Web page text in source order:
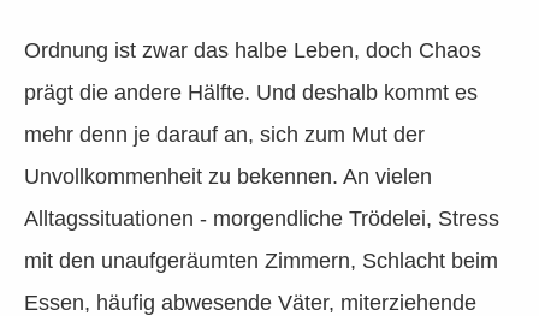
Ordnung ist zwar das halbe Leben, doch Chaos
prägt die andere Hälfte. Und deshalb kommt es
mehr denn je darauf an, sich zum Mut der
Unvollkommenheit zu bekennen. An vielen
Alltagssituationen - morgendliche Trödelei, Stress
mit den unaufgeräumten Zimmern, Schlacht beim
Essen, häufig abwesende Väter, miterziehende